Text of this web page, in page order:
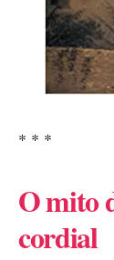
* * *
O mito
cordial